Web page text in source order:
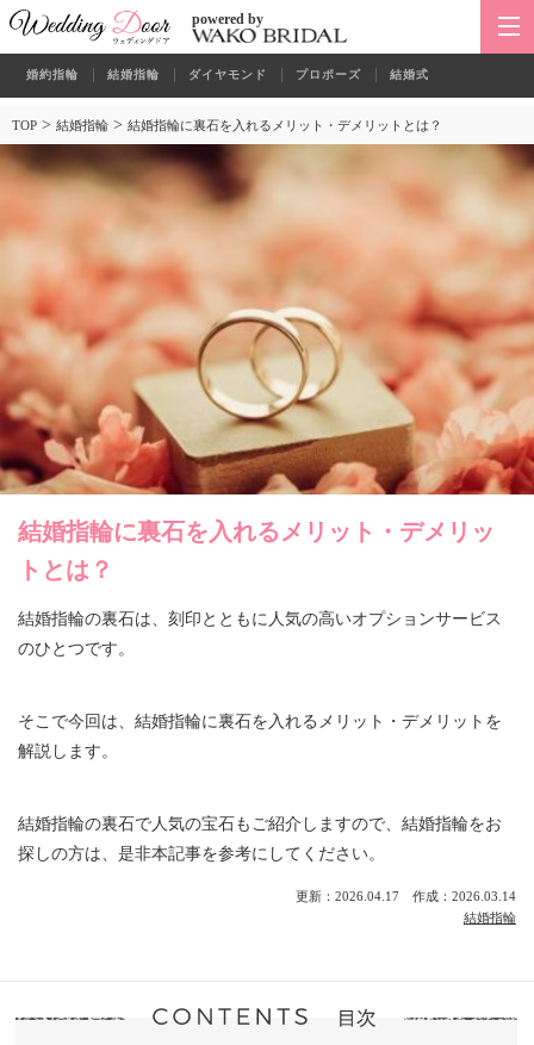
powered by
婚約指輪 結婚指輪 ダイヤモンド プロポーズ 結婚式
TOP > 結婚指輪 > 結婚指輪に裏石を入れるメリット・デメリットとは？
結婚指輪に裏石を入れるメリット・デメリッ
トとは？
結婚指輪の裏石は、刻印とともに人気の高いオプションサービス
のひとつです。
そこで今回は、結婚指輪に裏石を入れるメリット・デメリットを
解説します。
結婚指輪の裏石で人気の宝石もご紹介しますので、結婚指輪をお
探しの方は、是非本記事を参考にしてください。
更新：2026.04.17 作成：2026.03.14
結婚指輪